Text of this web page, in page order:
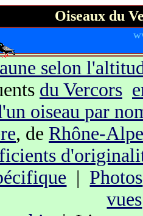
Oiseaux du
selon
du Vercors
oiseau par
, de Rhône-
| Photos
vues